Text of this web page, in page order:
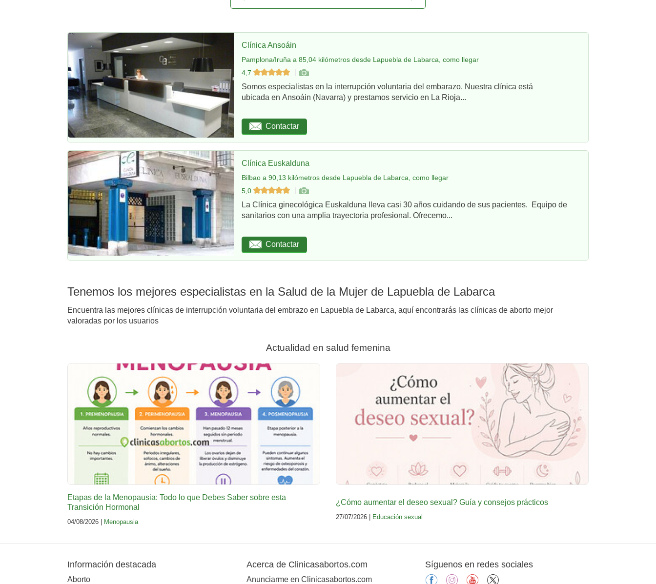
Clínica Ansoáin
Pamplona/Iruña a 85,04 kilómetros desde Lapuebla de Labarca, como llegar
4,7
Somos especialistas en la interrupción voluntaria del embarazo. Nuestra clínica está
ubicada en Ansoáin (Navarra) y prestamos servicio en La Rioja...
Contactar
Clínica Euskalduna
Bilbao a 90,13 kilómetros desde Lapuebla de Labarca, como llegar
5,0
La Clínica ginecológica Euskalduna lleva casi 30 años cuidando de sus pacientes. Equipo de
sanitarios con una amplia trayectoria profesional. Ofrecemo...
Contactar
Tenemos los mejores especialistas en la Salud de la Mujer de Lapuebla de Labarca
Encuentra las mejores clínicas de interrupción voluntaria del embrazo en Lapuebla de Labarca, aquí encontrarás las clínicas de aborto mejor
valoradas por los usuarios
Actualidad en salud femenina
Etapas de la Menopausia: Todo lo que Debes Saber sobre esta
Transición Hormonal
04/08/2026 | Menopausia
¿Cómo aumentar el deseo sexual? Guía y consejos prácticos
27/07/2026 | Educación sexual
Información destacada
Aborto
Acerca de Clinicasabortos.com
Anunciarme en Clinicasabortos.com
Síguenos en redes sociales
facebookinstagramyoutube